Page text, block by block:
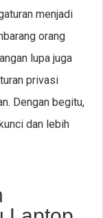
menjadi
orang
lupa juga
privasi
Dengan begitu,
dan lebih